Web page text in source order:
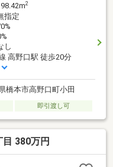
2
指定
し
高野口駅 徒歩20分
橋本市高野口町小田
即引渡し可
380万円